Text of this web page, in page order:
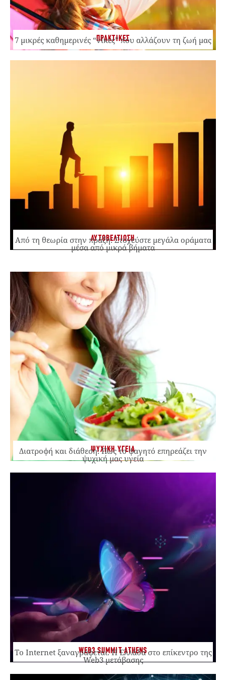
ΠΡΑΚΤΙΚΕΣ
7 μικρές καθημερινές “νίκες” που αλλάζουν τη ζωή μας
ΑΥΤΟΒΕΛΤΙΩΣΗ
Από τη θεωρία στην πράξη: Στοχεύστε μεγάλα οράματα
μέσα από μικρά βήματα
ΨΥΧΙΚΗ ΥΓΕΙΑ
Διατροφή και διάθεση: Πώς το φαγητό επηρεάζει την
ψυχική μας υγεία
WEB3 SUMMIT ATHENS
Το Internet ξαναγράφεται. Η Ελλάδα στο επίκεντρο της
Web3 μετάβασης